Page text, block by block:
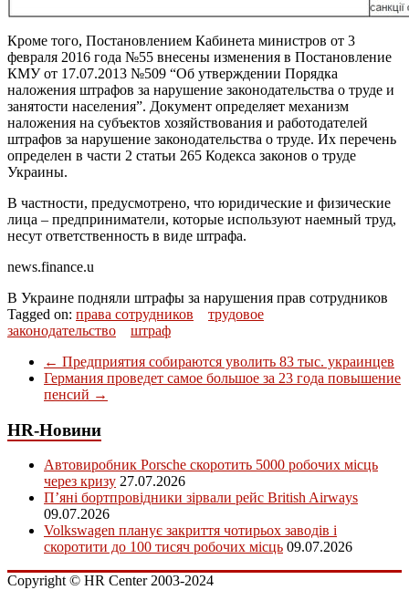
Кроме того, Постановлением Кабинета министров от 3
февраля 2016 года №55 внесены изменения в Постановление
КМУот 17.07.2013 №509 “Об утверждении Порядка
наложения штрафов за нарушение законодательства о труде и
занятости населения”. Документ определяет механизм
наложения на субъектов хозяйствования и работодателей
штрафов за нарушение законодательства о труде. Их перечень
определен в части 2 статьи 265 Кодекса законов о труде
Украины.
В частности, предусмотрено, что юридические и физические
лица – предприниматели, которые используют наемный труд,
несут ответственность в виде штрафа.
news.finance.u
В Украине подняли штрафы за нарушения прав сотрудников
Tagged on: права сотрудников
трудовое
законодательство
штраф
← Предприятия собираются уволить 83 тыс. украинцев
Германия проведет самое большое за 23 года повышение
пенсий →
HR-Новини
Автовиробник Porsche скоротить 5000 робочих місць
через кризу 27.07.2026
П’яні бортпровідники зірвали рейс British Airways
09.07.2026
Volkswagen планує закриття чотирьох заводів і
скоротити до 100 тисяч робочих місць 09.07.2026
Copyright © HR Center 2003-2024